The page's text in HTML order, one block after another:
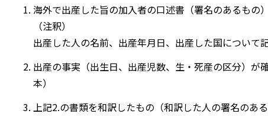
海外で出産した旨の加入者の口述書（署名のあるもの）
（注釈）
出産した人の名前、出産年月日、出産した国について
出産の事実（出生日、出産児数、生・死産の区分）
本）
上記2.の書類を和訳したもの（和訳した人の署名のある